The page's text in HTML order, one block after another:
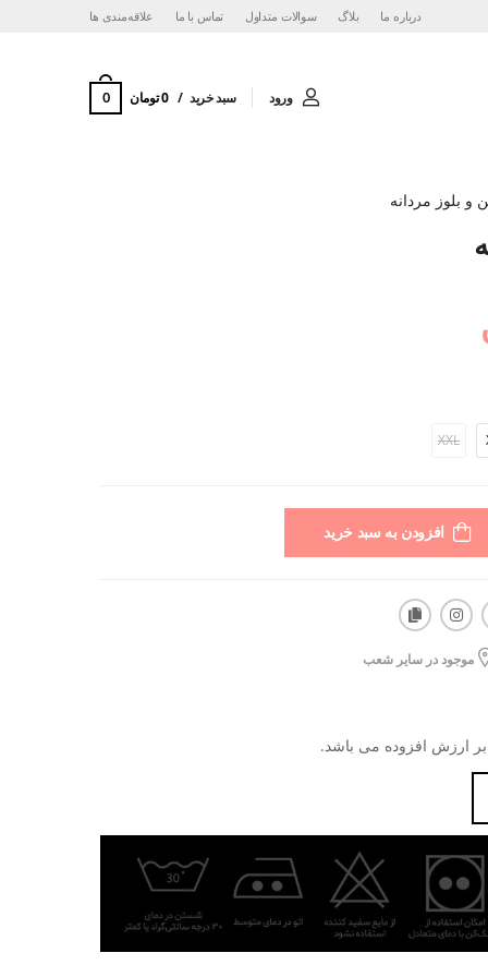
درباره ما بلاگ سوالات متداول تماس با ما ‌علاقه‌مندی ها
ورود سبد خرید 0 تومان 0
و بلوز مردانه
XXL
افزودن به سبد خرید
موجود در سایر شعب